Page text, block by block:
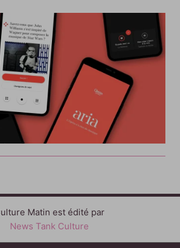
Matin est édité par
News Tank Culture